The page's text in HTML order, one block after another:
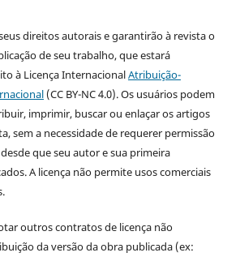
direitos autorais e garantirão à revista o
de seu trabalho, que estará
à Licença InternacionalAtribuição-
(CC BY-NC 4.0). Os usuários podem
imprimir, buscar ou enlaçar os artigos
sem a necessidade de requerer permissão
que seu autor e sua primeira
A licença não permite usos comerciais
outros contratos de licença não
da versão da obra publicada (ex: